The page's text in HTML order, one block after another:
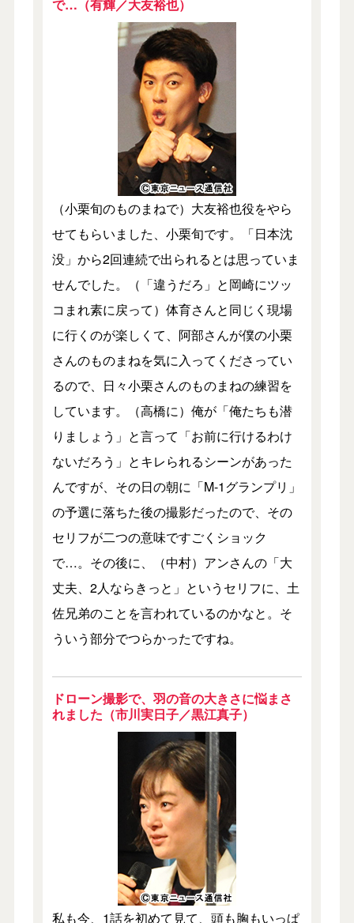
で…（有輝／大友裕也）
（小栗旬のものまねで）大友裕也役をやら
せてもらいました、小栗旬です。「日本沈
没」から2回連続で出られるとは思っていま
せんでした。（「違うだろ」と岡崎にツッ
コまれ素に戻って）体育さんと同じく現場
に行くのが楽しくて、阿部さんが僕の小栗
さんのものまねを気に入ってくださってい
るので、日々小栗さんのものまねの練習を
しています。（高橋に）俺が「俺たちも潜
りましょう」と言って「お前に行けるわけ
ないだろう」とキレられるシーンがあった
んですが、その日の朝に「M-1グランプリ」
の予選に落ちた後の撮影だったので、その
セリフが二つの意味ですごくショック
で…。その後に、（中村）アンさんの「大
丈夫、2人ならきっと」というセリフに、土
佐兄弟のことを言われているのかなと。そ
ういう部分でつらかったですね。
ドローン撮影で、羽の音の大きさに悩まさ
れました（市川実日子／黒江真子）
私も今、1話を初めて見て、頭も胸もいっぱ